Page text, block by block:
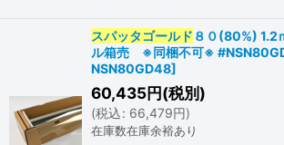
スパッタゴールド ８０(80%) 1.2
ル箱売 ※同梱不可※
NSN80GD48]
60,435円(税別)
(税込: 66,479円)
在庫数在庫余裕あり